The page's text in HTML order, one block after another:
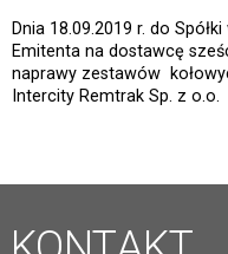
Dnia 18.09.2019 r. do
Emitenta na dostawcę
naprawy zestawów
Intercity Remtrak Sp. z o.o.